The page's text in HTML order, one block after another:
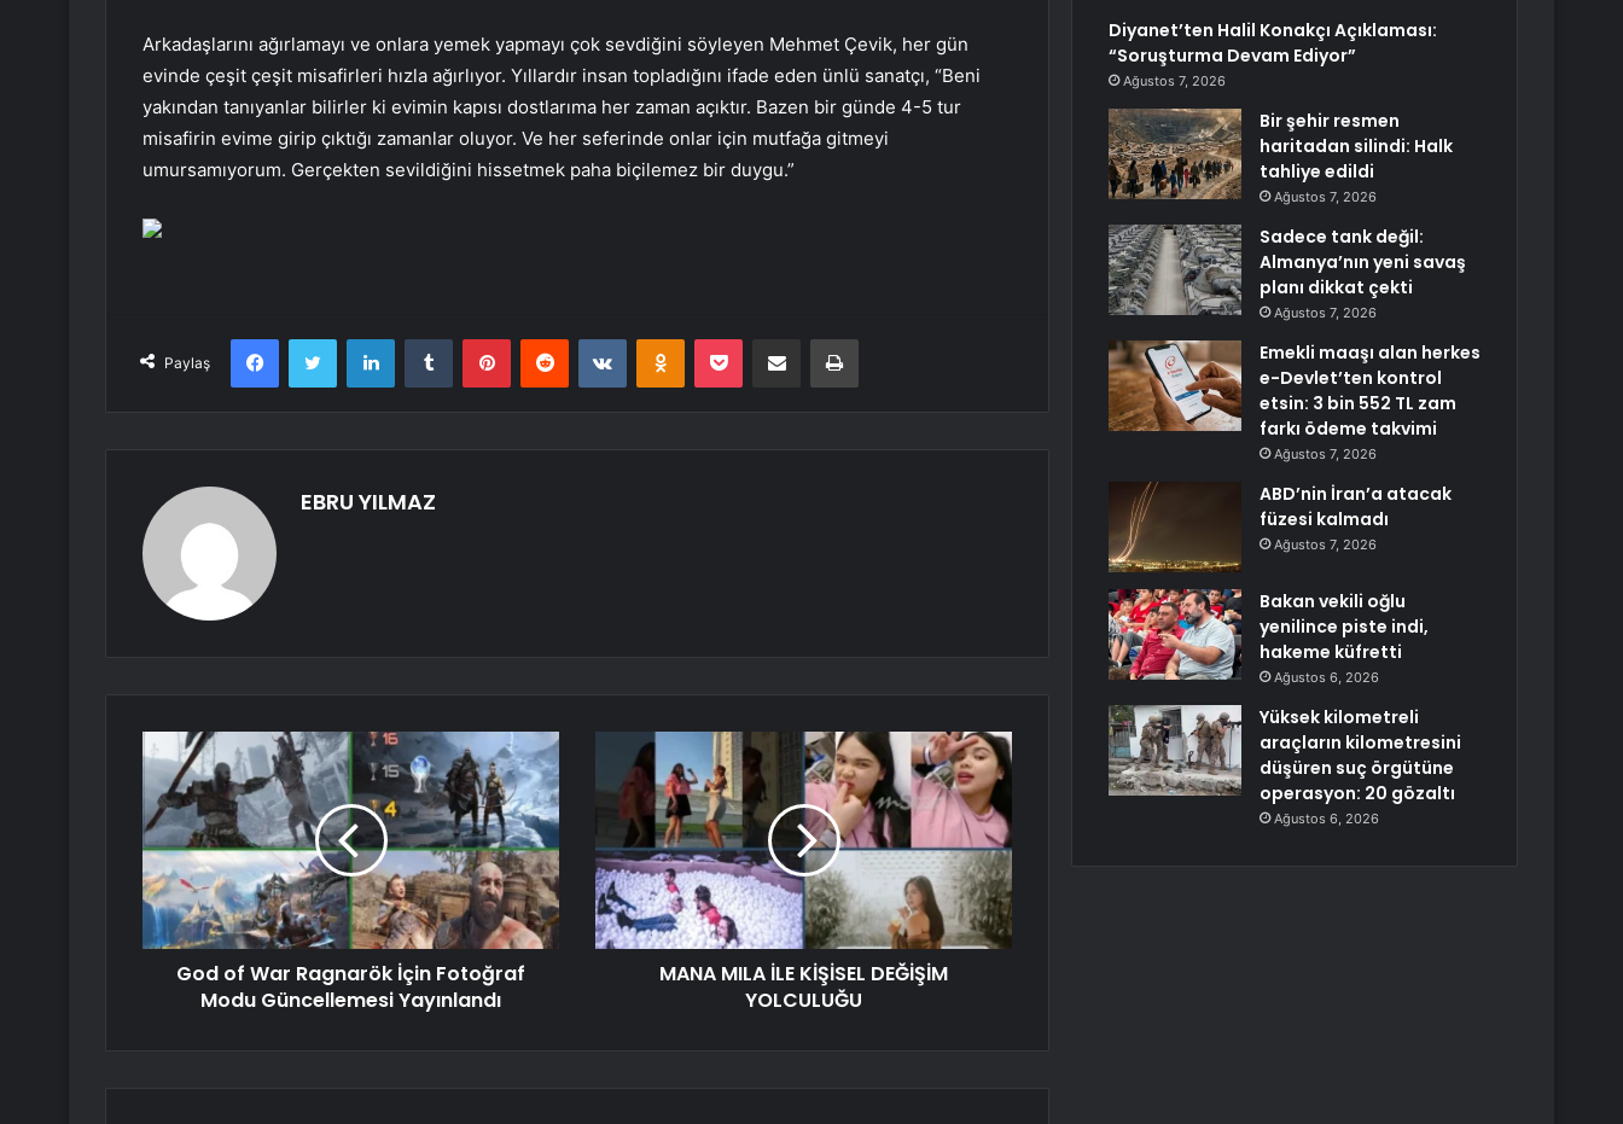
Arkadaşlarını ağırlamayı ve onlara yemek yapmayı çok sevdiğini söyleyen Mehmet Çevik, her gün
evinde çeşit çeşit misafirleri hızla ağırlıyor. Yıllardır insan topladığını ifade eden ünlü sanatçı, “Beni
yakından tanıyanlar bilirler ki evimin kapısı dostlarıma her zaman açıktır. Bazen bir günde 4-5 tur
misafirin evime girip çıktığı zamanlar oluyor. Ve her seferinde onlar için mutfağa gitmeyi
umursamıyorum. Gerçekten sevildiğini hissetmek paha biçilemez bir duygu.”
Paylaş
FacebookTwitter LinkedInTumblr PinterestReddit VKontakteOdnoklassniki
Pocket E-Posta ile paylaş Yazdır
EBRU YILMAZ
God of War Ragnarök İçin Fotoğraf
Modu Güncellemesi Yayınlandı
MANA MILA İLE KİŞİSEL DEĞİŞİM
YOLCULUĞU
Diyanet’ten Halil Konakçı Açıklaması:
“Soruşturma Devam Ediyor”
Ağustos 7, 2026
Bir şehir resmen
haritadan silindi: Halk
tahliye edildi
Ağustos 7, 2026
Sadece tank değil:
Almanya’nın yeni savaş
planı dikkat çekti
Ağustos 7, 2026
Emekli maaşı alan herkes
e-Devlet’ten kontrol
etsin: 3 bin 552 TL zam
farkı ödeme takvimi
Ağustos 7, 2026
ABD’nin İran’a atacak
füzesi kalmadı
Ağustos 7, 2026
Bakan vekili oğlu
yenilince piste indi,
hakeme küfretti
Ağustos 6, 2026
Yüksek kilometreli
araçların kilometresini
düşüren suç örgütüne
operasyon: 20 gözaltı
Ağustos 6, 2026